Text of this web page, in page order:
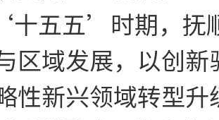
十五五’时期，抚
区域发展，以创
性新兴领域转型